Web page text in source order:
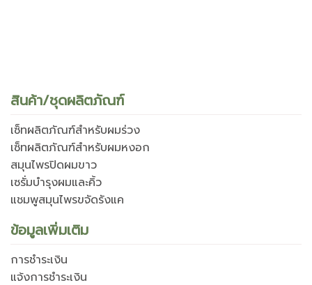
สินค้า/ชุดผลิตภัณฑ์
เซ็ทผลิตภัณฑ์สำหรับผมร่วง
เซ็ทผลิตภัณฑ์สำหรับผมหงอก
สมุนไพรปิดผมขาว
เซรั่มบำรุงผมและคิ้ว
แชมพูสมุนไพรขจัดรังแค
ข้อมูลเพิ่มเติม
การชำระเงิน
แจ้งการชำระเงิน